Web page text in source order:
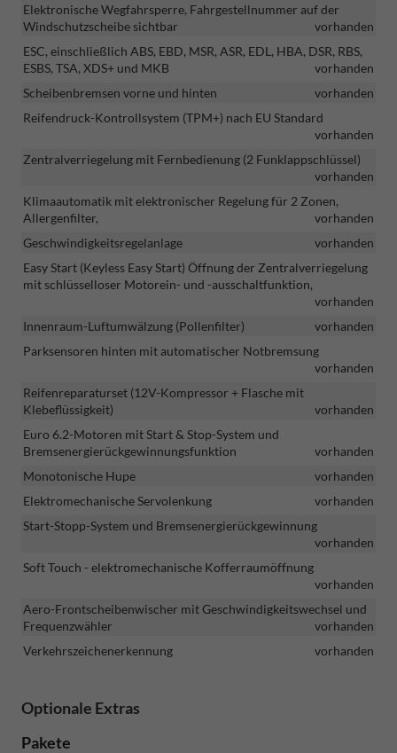
Elektronische Wegfahrsperre, Fahrgestellnummer auf der
Windschutzscheibe sichtbar
vorhanden
ESC, einschließlich ABS, EBD, MSR, ASR, EDL, HBA, DSR, RBS,
ESBS, TSA, XDS+ und MKB
vorhanden
Scheibenbremsen vorne und hinten
vorhanden
Reifendruck-Kontrollsystem (TPM+) nach EU Standard
vorhanden
Zentralverriegelung mit Fernbedienung (2 Funklappschlüssel)
vorhanden
Klimaautomatik mit elektronischer Regelung für 2 Zonen,
Allergenfilter,
vorhanden
Geschwindigkeitsregelanlage
vorhanden
Easy Start (Keyless Easy Start) Öffnung der Zentralverriegelung
mit schlüsselloser Motorein- und -ausschaltfunktion,
vorhanden
Innenraum-Luftumwälzung (Pollenfilter)
vorhanden
Parksensoren hinten mit automatischer Notbremsung
vorhanden
Reifenreparaturset (12V-Kompressor + Flasche mit
Klebeflüssigkeit)
vorhanden
Euro 6.2-Motoren mit Start & Stop-System und
Bremsenergierückgewinnungsfunktion
vorhanden
Monotonische Hupe
vorhanden
Elektromechanische Servolenkung
vorhanden
Start-Stopp-System und Bremsenergierückgewinnung
vorhanden
Soft Touch - elektromechanische Kofferraumöffnung
vorhanden
Aero-Frontscheibenwischer mit Geschwindigkeitswechsel und
Frequenzwähler
vorhanden
Verkehrszeichenerkennung
vorhanden
Optionale Extras
Pakete